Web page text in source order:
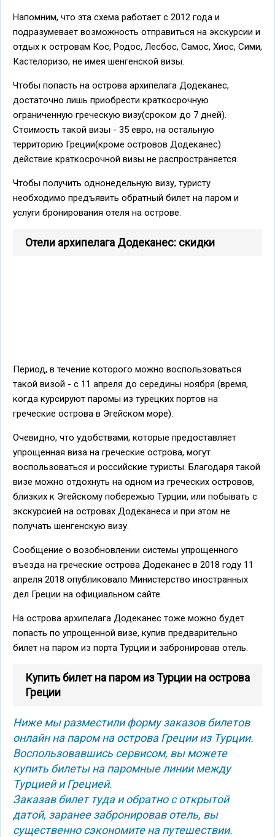
Напомним, что эта схема работает с 2012 года и
подразумевает возможность отправиться на экскурсии и
отдых к островам Кос, Родос, Лесбос, Самос, Хиос, Сими,
Кастелоризо, не имея шенгенской визы.
Чтобы попасть на острова архипелага Додеканес,
достаточно лишь приобрести краткосрочную
ограниченную греческую визу(сроком до 7 дней).
Стоимость такой визы - 35 евро, на остальную
территорию Греции(кроме островов Додеканес)
действие краткосрочной визы не распространяется.
Чтобы получить однонедельную визу, туристу
необходимо предъявить обратный билет на паром и
услуги бронирования отеля на острове.
Отели архипелага Додеканес: скидки
Период, в течение которого можно воспользоваться
такой визой - с 11 апреля до середины ноября (время,
когда курсируют паромы из турецких портов на
греческие острова в Эгейском море).
Очевидно, что удобствами, которые предоставляет
упрощенная виза на греческие острова, могут
воспользоваться и российские туристы. Благодаря такой
визе можно отдохнуть на одном из греческих островов,
близких к Эгейскому побережью Турции, или побывать с
экскурсией на островах Додеканеса и при этом не
получать шенгенскую визу.
Сообщение о возобновлении системы упрощенного
въезда на греческие острова Додеканес в 2018 году 11
апреля 2018 опубликовало Министерство иностранных
дел Греции на официальном сайте.
На острова архипелага Додеканес тоже можно будет
попасть по упрощенной визе, купив предварительно
билет на паром из порта Турции и забронировав отель.
Купить билет на паром из Турции на острова
Греции
Ниже мы разместили форму заказов билетов
онлайн на паром на острова Греции из Турции.
Воспользовавшись сервисом, вы можете
купить билеты на паромные линии между
Турцией и Грецией.
Заказав билет туда и обратно с открытой
датой, заранее забронировав отель, вы
существенно сэкономите на путешествии.